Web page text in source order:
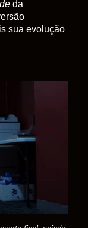
da
sua evolução